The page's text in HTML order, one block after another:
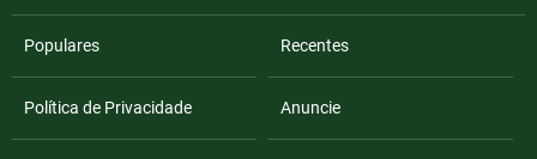
Populares Recentes
Política de Privacidade Anuncie